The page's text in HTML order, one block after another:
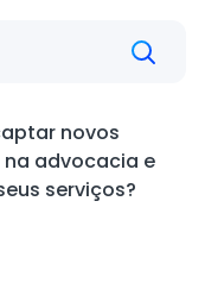
novos
na advocacia e
serviços?